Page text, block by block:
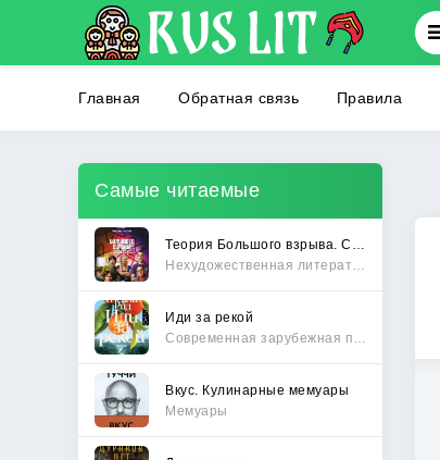
Главная Обратная связь Правила
Самые читаемые
Иди за рекой
Вкус. Кулинарные мемуары
Мемуары